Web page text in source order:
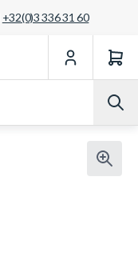
+32(0)3 336 31 60